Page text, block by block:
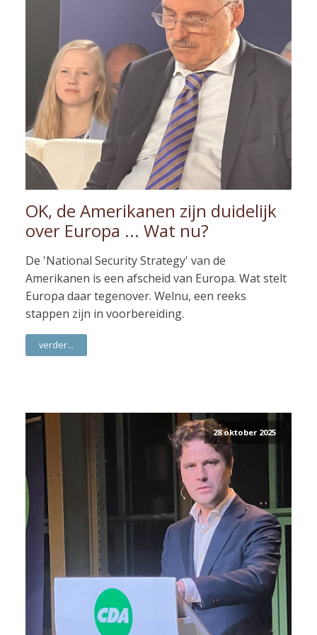
OK, de Amerikanen zijn duidelijk
over Europa ... Wat nu?
De 'National Security Strategy' van de
Amerikanen is een afscheid van Europa. Wat stelt
Europa daar tegenover. Welnu, een reeks
stappen zijn in voorbereiding.
verder...
28 oktober 2025